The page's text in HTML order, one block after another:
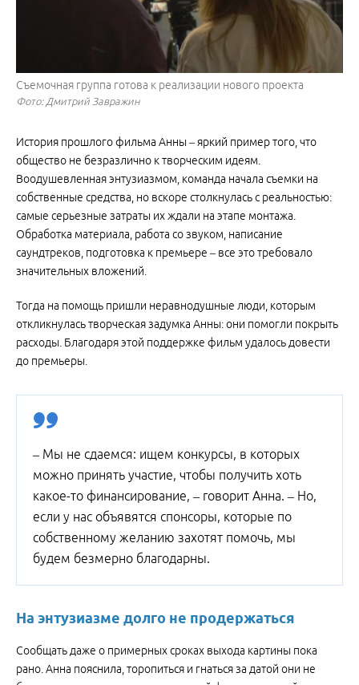
Съемочная группа готова к реализации нового проекта
Фото: Дмитрий Завражин
История прошлого фильма Анны – яркий пример того, что
общество не безразлично к творческим идеям.
Воодушевленная энтузиазмом, команда начала съемки на
собственные средства, но вскоре столкнулась с реальностью:
самые серьезные затраты их ждали на этапе монтажа.
Обработка материала, работа со звуком, написание
саундтреков, подготовка к премьере – все это требовало
значительных вложений.
Тогда на помощь пришли неравнодушные люди, которым
откликнулась творческая задумка Анны: они помогли покрыть
расходы. Благодаря этой поддержке фильм удалось довести
до премьеры.
– Мы не сдаемся: ищем конкурсы, в которых
можно принять участие, чтобы получить хоть
какое-то финансирование, – говорит Анна. – Но,
если у нас объявятся спонсоры, которые по
собственному желанию захотят помочь, мы
будем безмерно благодарны.
На энтузиазме долго не продержаться
Сообщать даже о примерных сроках выхода картины пока
рано. Анна пояснила, торопиться и гнаться за датой они не